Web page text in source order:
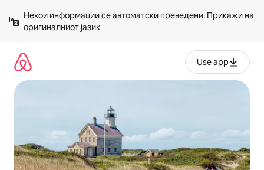
содржина
Некои информации се автоматски преведени. Прикажи на
оригиналниот јазик
Use app